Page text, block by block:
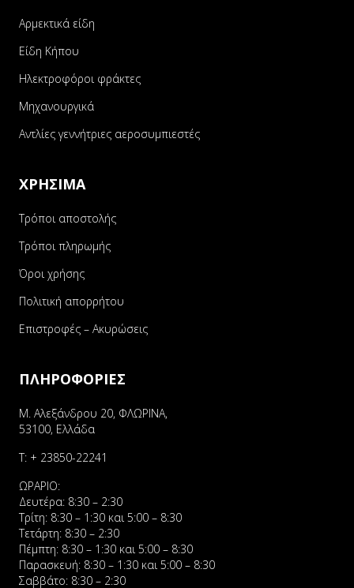
Αρμεκτικά είδη
Είδη Κήπου
Ηλεκτροφόροι φράκτες
Μηχανουργικά
Αντλίες γεννήτριες αεροσυμπιεστές
ΧΡΗΣΙΜΑ
Τρόποι αποστολής
Τρόποι πληρωμής
Όροι χρήσης
Πολιτική απορρήτου
Επιστροφές – Ακυρώσεις
ΠΛΗΡΟΦΟΡΙΕΣ
Μ. Αλεξάνδρου 20, ΦΛΩΡΙΝΑ,
53100, Ελλάδα
Τ: + 23850-22241
ΩΡΑΡΙΟ:
Δευτέρα: 8:30 – 2:30
Τρίτη: 8:30 – 1:30 και 5:00 – 8:30
Τετάρτη: 8:30 – 2:30
Πέμπτη: 8:30 – 1:30 και 5:00 – 8:30
Παρασκευή: 8:30 – 1:30 και 5:00 – 8:30
Σαββάτο: 8:30 – 2:30